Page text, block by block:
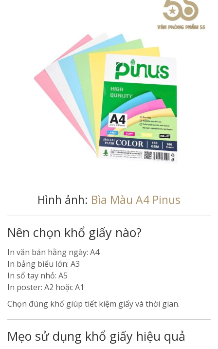
Hình ảnh: Bìa Màu A4 Pinus
Nên chọn khổ giấy nào?
In văn bản hằng ngày: A4
In bảng biểu lớn: A3
In sổ tay nhỏ: A5
In poster: A2 hoặc A1
Chọn đúng khổ giúp tiết kiệm giấy và thời gian.
Mẹo sử dụng khổ giấy hiệu quả